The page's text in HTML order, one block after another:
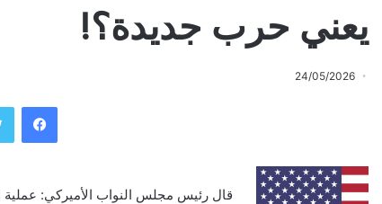
يعني حرب جديدة؟!
24/05/2026
فيسبوك
قال رئيس مجلس النواب الأميركي: